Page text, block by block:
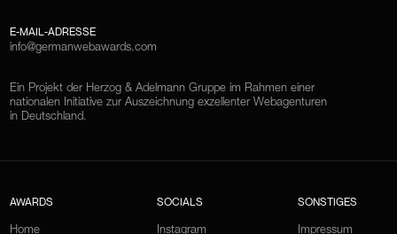
E-MAIL-ADRESSE
info@germanwebawards.com
Ein Projekt der Herzog & Adelmann Gruppe im Rahmen einer
nationalen Initiative zur Auszeichnung exzellenter Webagenturen
in Deutschland.
AWARDS
Home
SOCIALS
Instagram
SONSTIGES
Impressum